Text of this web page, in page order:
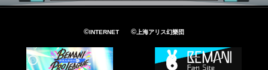
©INTERNET ©上海アリス幻樂団